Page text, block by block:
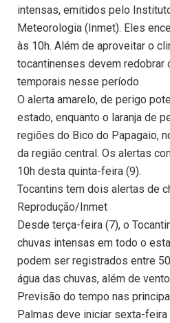
intensas, emitidos pelo
Meteorologia (Inmet). Eles
às 10h. Além de aproveitar o
tocantinenses devem redobrar
temporais nesse período.
O alerta amarelo, de perigo
estado, enquanto o laranja de
regiões do Bico do Papagaio,
da região central. Os alertas
10h desta quinta-feira (9).
Tocantins tem dois alertas de
Reprodução/Inmet
Desde terça-feira (7), o
chuvas intensas em todo o
podem ser registrados entre
água das chuvas, além de
Previsão do tempo nas
Palmas deve iniciar sexta-feira